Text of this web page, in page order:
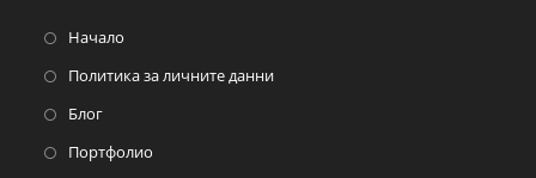
Начало
Политика за личните данни
Блог
Портфолио